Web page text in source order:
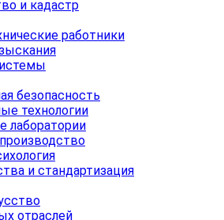
и кадастр
работники
безопасность
технологии
лаборатории
и стандартизация
отраслей